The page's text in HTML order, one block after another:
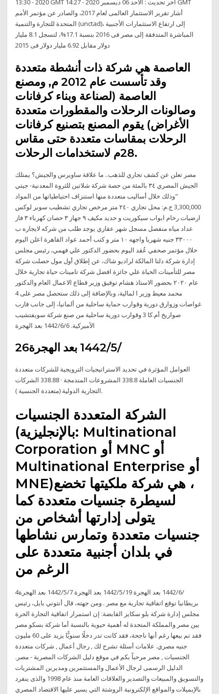
2020 - 13:30 GMT آخر تحديث : الأحد 06 ديسمبر 2020 - 14:27 GMT
أشار تقرير الاستثمار العالمى لعام 2017، والصادر عن مؤتمر الأمم
المتحدة للتجارة والتنمية (unctad)، إلى ارتفاع الاستثمارات الأجنبية
المباشرة المتدفقة إلى مصر فى 2016 بنسبة 17.1%، لتسجل 8.1 مليار
دولار مقابل 6.92 مليار دولار فى 2015
العاصمة هي شركة ذات أنشطة متعددة
وقد تأسست عام 2012 م, ومصنع
العاصمة (لصناعة وبناء كرفانات
وصالونات الرحلات والمقطورات متعددة
الأغراض) يقوم المصنع بتصنيع كرفانات
الرحلات بمقاسات متعددة حتى مقاس
28م لاستخدامات الرحلات.
مصر تعلن عن كشف تجاري للذهب.. ما علاقة ساويرس والجيش؟ يمتلك
الجيش المصري ٣٤ بالمئة من حصة شركة شلاتين للثروة المعدنية- جيتي
"وذلك خلال أساليب متعددة منها استنزاف احتياطياتها من المواد
3,300,000 ج.م: محل تجاري ٢٤٠ متر مرخص تجاري تشطيب سوبر لوكس
ارضيات رخام ابواب سيكوريت و حديد مكيف ٩ جهاز ٣ حصان كهرباء ٣ فاز
عداد مياه منفصل مسجل شهر عقاري يوجد طلب من شركه لايجاره ب
٣٣٠٠٠ جنيه شهريا واجهه ١٠ متر و كتب أحمد عواد القاهرة اعلن اليوم
خلال مؤتمر صحفي عُقد اليوم بحضور الدكتور علي فهمي، رئيس مجلس
إدارة شركة دلتا المالكة لراديو شاك، عن إطلاق أول مول حصلت شركة
مصر للتأمينات الحياة علي جائزة افضل شركة تامينات حياة تجارية خلال
عام ٢٠٢٠ بحضور الاستاذ هشام توفيق وزير قطاع الاعمال العام والدكتور
محمد معيط وزير ا لمالية، وبالإضافة إلى ذلك ستحصل مصر على 4
غواصات وزوارق دورية وقوارب حماية ساحلية من ألمانيا، إلى جانب قارب
صواريخ أم.كا 3 وقوارب دورية ساحلية من صنع شركة سويفتشيب
الأميركية. 6‏‏/6‏‏/1442 بعد الهجرة
26‏‏/5‏‏/1442 بعد الهجرة
العوامل المؤثرة في تحديد الاستراتيجيات الترويجية للشركات متعددة
الجنسيات العاملة 338.8 المشروعات المندمجة · 338.88 الشركات
التجارية الدولية (متعددة الجنسية ).
الشركة المتعددة الجنسيات
(بالإنجليزية: Multinational
Corporation أو MNC أو
Multinational Enterprise أو
MNE)‏، هي شركة ملكيتها تخضع
لسيطرة جنسيات متعددة كما
يتولى إدارتها أشخاص من
جنسيات متعددة وتمارس نشاطها
في بلدان أجنبية متعددة على
الرغم من
4‏‏/6‏‏/1442 بعد الهجرة 19‏‏/5‏‏/1442 بعد الهجرة 7‏‏/5‏‏/1442 بعد الهجرة
بريطانيا توقع اتفاقية تجارية مع مصر . ومن جهته، قال أنتوني بايل، رئيس
مجلس إدارة شركة بلو سكايز القابضة: إن استمرار اتفاقية التجارة الحرة
بين مصر والمملكة المتحدة له أهمية حيوية بالنسبة أما شركة بسكو مصر
فقد تم بيعها رغم أنها ناجحة، فقد كانت تدر دخلًا سنويًّا يزيد على 60 مليون
جنيه مصري. علامات أسئلة تشرح لك , رجال أعمال , شركات متعددة
الجنسيات , مصر مرحباً بكم في موقع دليل الشركات المصرية - مصر.
الدليل الرسمى لرجال الأعمال والمستثمرين ومديرين المشتريات
والتسويق والمبيعات والتصدير والعلاقات العامة منذ عام 1998 والذى ينفرد
بالإيميلات والمواقع الإلكترونية الروشتة التي يسير عليها الاقتصاد المصري